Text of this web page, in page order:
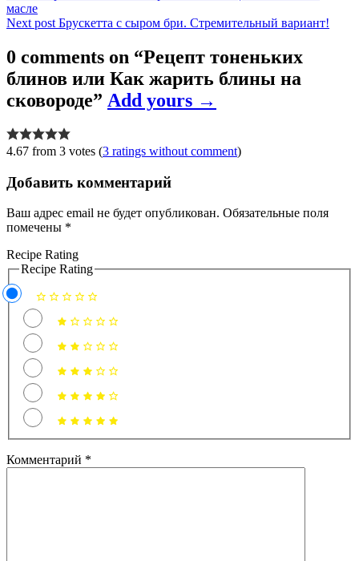
по
масле
Next post Брускетта с сыром бри. Стремительный вариант!
0 comments on “Рецепт тоненьких
блинов или Как жарить блины на
сковороде” Add yours →
4.67 from 3 votes (3 ratings without comment)
Добавить комментарий
Ваш адрес email не будет опубликован. Обязательные поля
помечены *
Recipe Rating
Recipe Rating
Комментарий *